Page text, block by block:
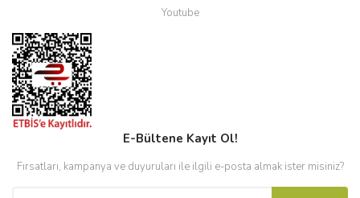
Youtube
E-Bültene Kayıt Ol!
Fırsatları, kampanya ve duyuruları ile ilgili e-posta almak ister misiniz?